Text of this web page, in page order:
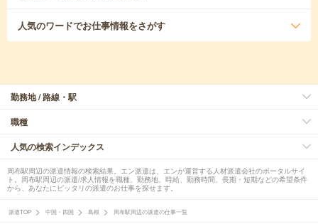
人気のワードでお仕事情報をさがす
勤務地 / 路線・駅
職種
人気の検索インデックス
周布駅周辺の派遣情報の検索結果。エン派遣は、エンが運営する人材派遣会社のポータルサイ
ト。周布駅周辺の派遣/求人情報を職種、勤務地、時給、勤務時間、長期・短期などの希望条件
から、あなたにピッタリの派遣のお仕事を探せます。
派遣TOP 中国・四国 島根 周布駅周辺の派遣の仕事一覧